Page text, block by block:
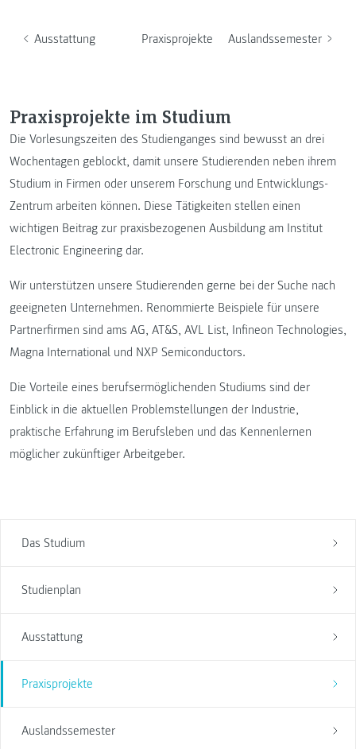
Ausstattung Praxisprojekte Auslandssemester
Das Studium
Studienplan
Ausstattung
Praxisprojekte
Auslandssemester
Praxisprojekte im Studium
Die Vorlesungszeiten des Studienganges sind bewusst an drei
Wochentagen geblockt, damit unsere Studierenden neben ihrem
Studium in Firmen oder unserem Forschung und Entwicklungs-
Zentrum arbeiten können. Diese Tätigkeiten stellen einen
wichtigen Beitrag zur praxisbezogenen Ausbildung am Institut
Electronic Engineering dar.
Wir unterstützen unsere Studierenden gerne bei der Suche nach
geeigneten Unternehmen. Renommierte Beispiele für unsere
Partnerfirmen sind ams AG, AT&S, AVL List, Infineon Technologies,
Magna International und NXP Semiconductors.
Die Vorteile eines berufsermöglichenden Studiums sind der
Einblick in die aktuellen Problemstellungen der Industrie,
praktische Erfahrung im Berufsleben und das Kennenlernen
möglicher zukünftiger Arbeitgeber.